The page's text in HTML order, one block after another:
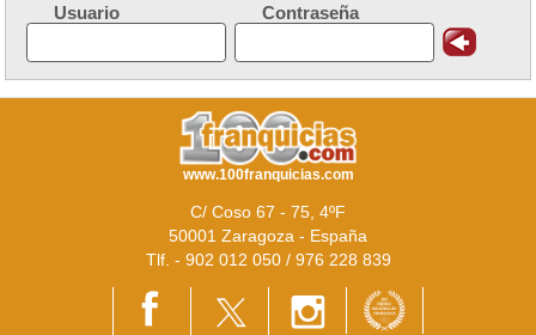
Usuario Contraseña
www.100franquicias.com
C/ Coso 67 - 75, 4ºF
50001 Zaragoza - España
Tlf. - 902 012 050 / 976 228 839